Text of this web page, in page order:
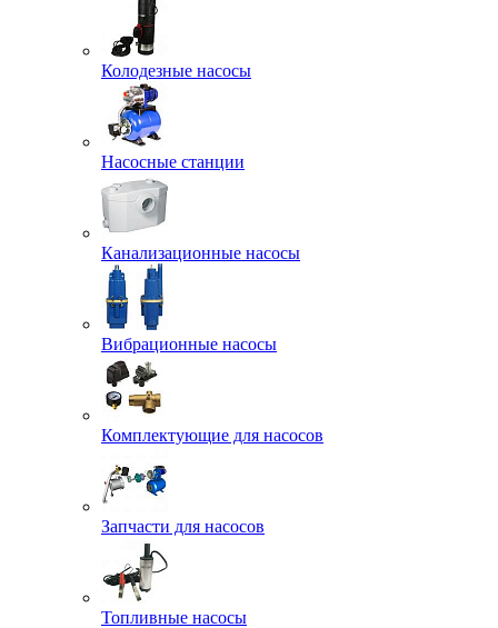
Колодезные насосы
Насосные станции
Канализационные насосы
Вибрационные насосы
Комплектующие для насосов
Запчасти для насосов
Топливные насосы